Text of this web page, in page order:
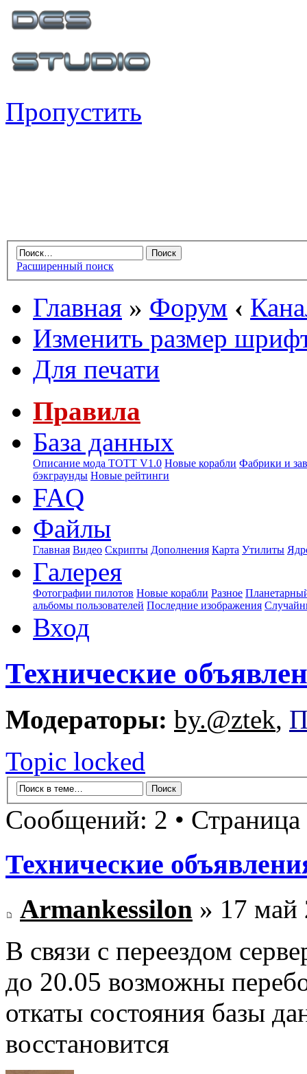
Пропустить
Расширенный поиск
Главная » Форум ‹
Изменить размер
Для печати
Правила
База данных
Описание мода ТОТТ V1.0 Новые корабли Фабрики и
бэкграунды Новые рейтинги
FAQ
Файлы
Главная Видео Скрипты Дополнения Карта Утилиты
Галерея
Фотографии пилотов Новые корабли Разное
альбомы пользователей Последние изображения
Вход
Технические
Модераторы: by.@ztek,
Topic locked
Сообщений: 2 • Страница
Технические
Armankessilon » 17 май
В связи с переездом
до 20.05 возможны
откаты состояния базы
восстановится